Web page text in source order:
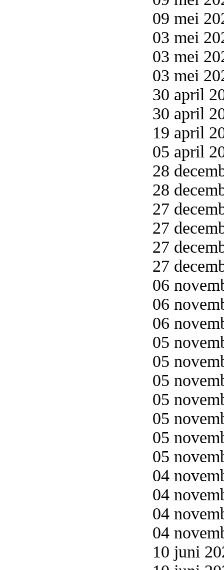
09 mei
03 mei
03 mei
03 mei
30 april
30 april
19 april
05 april
28
28
27
27
27
27
06
06
06
05
05
05
05
05
05
05
04
04
04
04
10 juni